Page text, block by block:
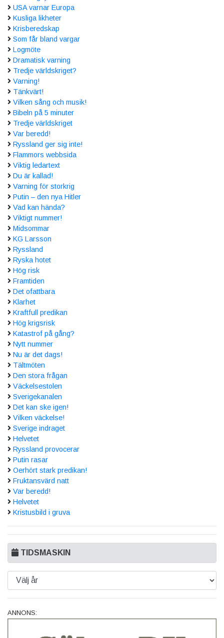
USA varnar Europa
Kusliga likheter
Krisberedskap
Som får bland vargar
Logmöte
Dramatisk varning
Tredje världskriget?
Varning!
Tänkvärt!
Vilken sång och musik!
Bibeln på 5 minuter
Tredje världskriget
Var beredd!
Ryssland ger sig inte!
Flammors webbsida
Viktig ledartext
Du är kallad!
Varning för storkrig
Putin – den nya Hitler
Vad kan hända?
Viktigt nummer!
Midsommar
KG Larsson
Ryssland
Ryska hotet
Hög risk
Framtiden
Det ofattbara
Klarhet
Kraftfull predikan
Hög krigsrisk
Katastrof på gång?
Nytt nummer
Nu är det dags!
Tältmöten
Den stora frågan
Väckelsestolen
Sverigekanalen
Det kan ske igen!
Vilken väckelse!
Sverige indraget
Helvetet
Ryssland provocerar
Putin rasar
Oerhört stark predikan!
Fruktansvärd natt
Var beredd!
Helvetet
Kristusbild i gruva
TIDSMASKIN
ANNONS: